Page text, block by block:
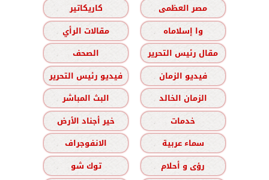
مصر العظمى
كاريكاتير
وا إسلاماه
مقالات الرأي
مقال رئيس التحرير
الصحف
فيديو الزمان
فيديو رئيس التحرير
الزمان الخالد
البث المباشر
خدمات
خير أجناد الأرض
سماء عربية
الانفوجراف
رؤى و أحلام
توك شو